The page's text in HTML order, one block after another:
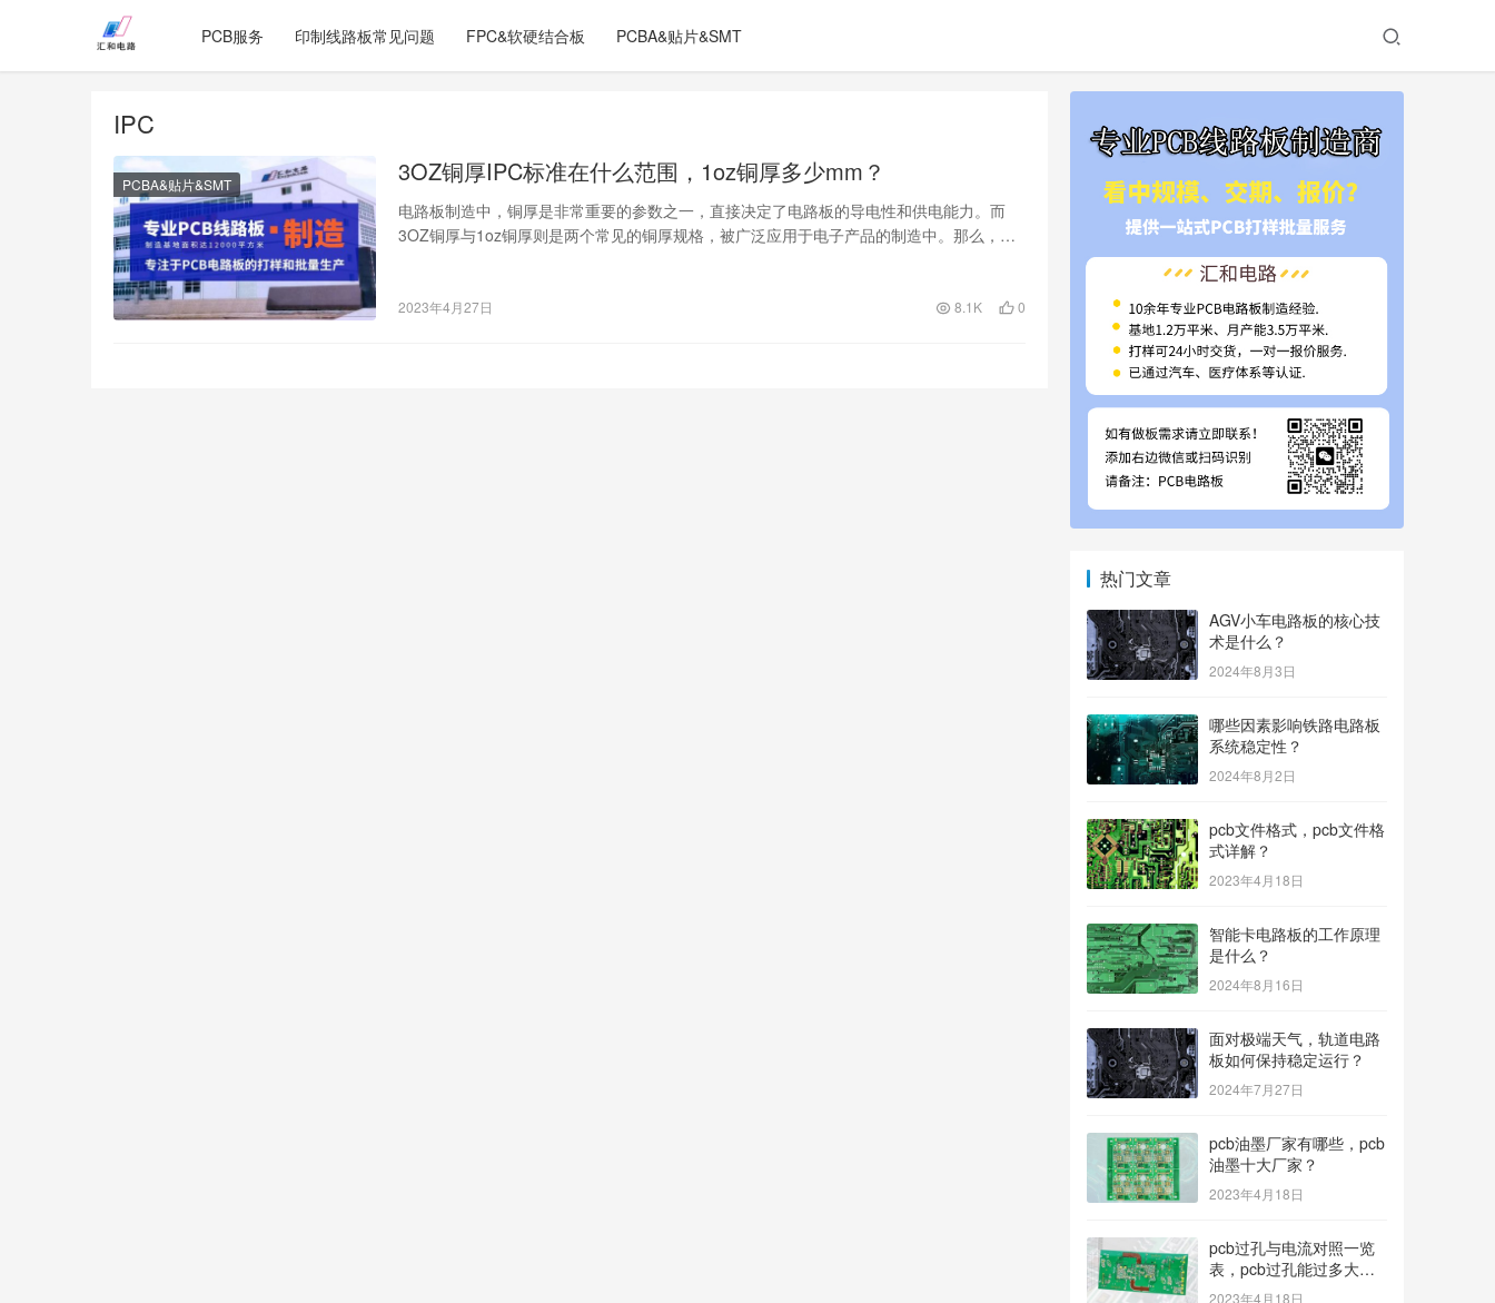
PCB服务 印制线路板常见问题 FPC&软硬结合板 PCBA&贴片&SMT
IPC
PCBA&贴片&SMT 3OZ铜厚IPC标准在什么范围，1oz铜厚多少mm？
电路板制造中，铜厚是非常重要的参数之一，直接决定了电路板的导电性和供电能力。而
3OZ铜厚与1oz铜厚则是两个常见的铜厚规格，被广泛应用于电子产品的制造中。那么，在
2023年4月27日 8.1K 0
热门文章
AGV小车电路板的核心技
术是什么？
2024年8月3日
哪些因素影响铁路电路板
系统稳定性？
2024年8月2日
pcb文件格式，pcb文件格
式详解？
2023年4月18日
智能卡电路板的工作原理
是什么？
2024年8月16日
面对极端天气，轨道电路
板如何保持稳定运行？
2024年7月27日
pcb油墨厂家有哪些，pcb
油墨十大厂家？
2023年4月18日
pcb过孔与电流对照一览
表，pcb过孔能过多大电
流？
2023年4月18日